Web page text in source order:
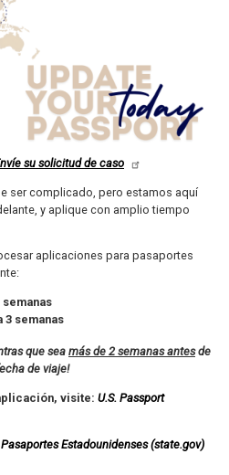
su solicitud de caso
ser complicado, pero estamos aquí
y aplique con amplio tiempo
aplicaciones para pasaportes
semanas
3 semanas
que sea más de 2 semanas antesde
de viaje!
visite: U.S. Passport
Pasaportes Estadounidenses (state.gov)